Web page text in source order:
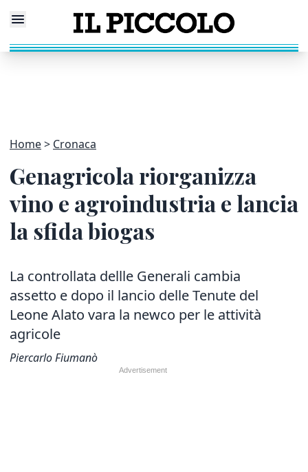
Home Cronaca
Genagricola riorganizza
vino e agroindustria e lancia
la sfida biogas
La controllata dellle Generali cambia
assetto e dopo il lancio delle Tenute del
Leone Alato vara la newco per le attività
agricole
Piercarlo Fiumanò